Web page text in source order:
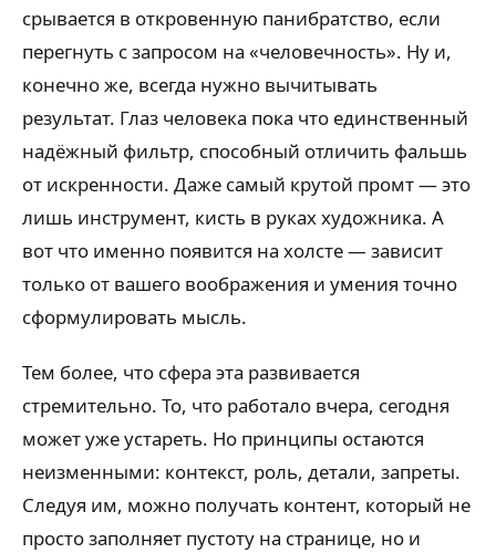
срывается в откровенную панибратство, если
перегнуть с запросом на «человечность». Ну и,
конечно же, всегда нужно вычитывать
результат. Глаз человека пока что единственный
надёжный фильтр, способный отличить фальшь
от искренности. Даже самый крутой промт — это
лишь инструмент, кисть в руках художника. А
вот что именно появится на холсте — зависит
только от вашего воображения и умения точно
сформулировать мысль.
Тем более, что сфера эта развивается
стремительно. То, что работало вчера, сегодня
может уже устареть. Но принципы остаются
неизменными: контекст, роль, детали, запреты.
Следуя им, можно получать контент, который не
просто заполняет пустоту на странице, но и